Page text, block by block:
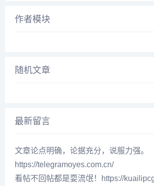
作者模块
随机文章
最新留言
文章论点明确，论据充分，说服力强。
https://telegramoyes.com.cn/
看帖不回帖都是耍流氓！https://